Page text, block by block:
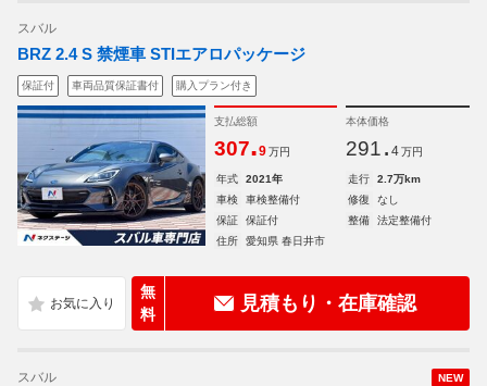
スバル
BRZ 2.4 S 禁煙車 STIエアロパッケージ
保証付 車両品質保証書付 購入プラン付き
支払総額
307.9 万円
本体価格
291. 4 万円
年式 2021年 走行
2.7万km
車検
車検整備付 修復
なし
保証
保証付 整備
法定整備付
住所
愛知県 春日井市
無
料
見積もり・在庫確認
NEW
スバル